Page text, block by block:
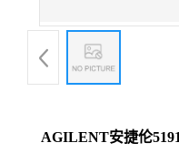
AGILENT安捷伦